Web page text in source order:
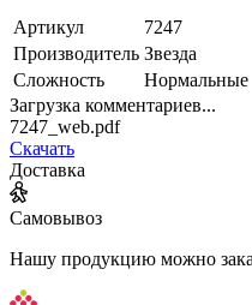
Артикул
7247
Производитель Звезда
Сложность
Нормальные
Загрузка комментариев...
7247_web.pdf
Скачать
Доставка
Самовывоз
Нашу продукцию можно